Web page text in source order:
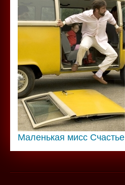
Маленькая мисс Счастье